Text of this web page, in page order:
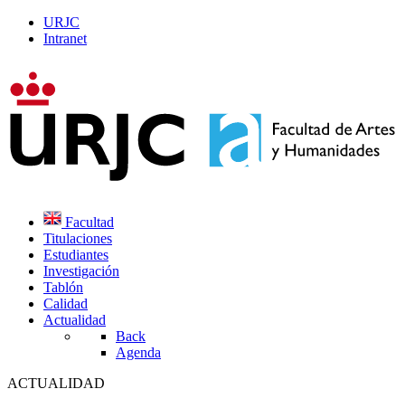
URJC
Intranet
Facultad
Titulaciones
Estudiantes
Investigación
Tablón
Calidad
Actualidad
Back
Agenda
ACTUALIDAD